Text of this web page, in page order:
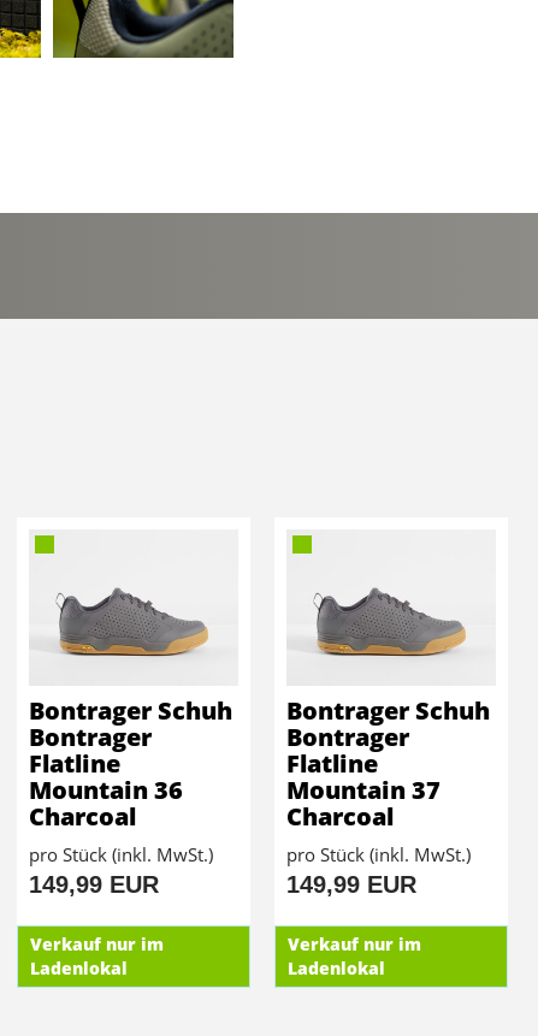
Bontrager Schuh
Bontrager
Flatline
Mountain 36
Charcoal
pro Stück (inkl. MwSt.)
149,99 EUR
Verkauf nur im
Ladenlokal
Bontrager Schuh
Bontrager
Flatline
Mountain 37
Charcoal
pro Stück (inkl. MwSt.)
149,99 EUR
Verkauf nur im
Ladenlokal